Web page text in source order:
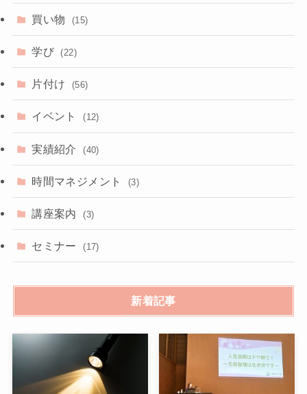
買い物 (15)
学び (22)
片付け (56)
イベント (12)
実績紹介 (40)
時間マネジメント (3)
講座案内 (3)
セミナー (17)
新着記事